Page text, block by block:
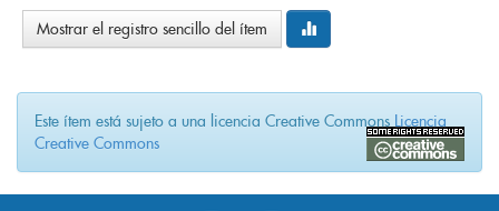
Mostrar el registro sencillo del ítem
Este ítem está sujeto a una licencia Creative Commons Licencia
Creative Commons